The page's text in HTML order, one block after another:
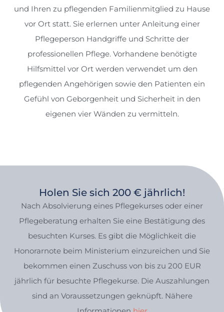
und Ihren zu pflegenden Familienmitglied zu Hause
vor Ort statt. Sie erlernen unter Anleitung einer
Pflegeperson Handgriffe und Schritte der
professionellen Pflege. Vorhandene benötigte
Hilfsmittel vor Ort werden verwendet um den
pflegenden Angehörigen sowie den Patienten ein
Gefühl von Geborgenheit und Sicherheit in den
eigenen vier Wänden zu vermitteln.
Holen Sie sich 200 € jährlich!
Nach Absolvierung eines Pflegekurses oder einer
Pflegeberatung erhalten Sie eine Bestätigung des
besuchten Kurses. Es gibt die Möglichkeit die
Honorarnote beim Ministerium einzureichen und Sie
bekommen einen Zuschuss von bis zu 200 EUR
jährlich für besuchte Pflegekurse. Die Auszahlungen
sind an Voraussetzungen geknüpft. Nähere